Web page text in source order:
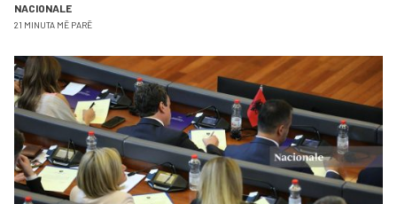
NACIONALE
21 MINUTA MË PARË